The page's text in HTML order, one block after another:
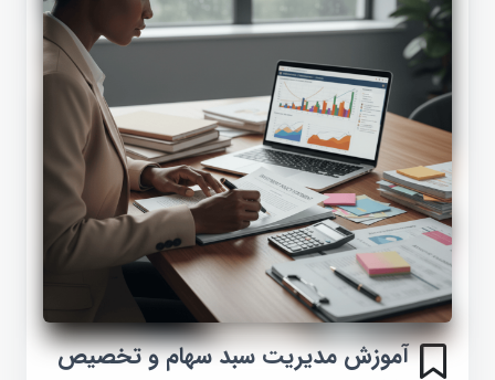
آموزش مدیریت سبد سهام و تخصیص